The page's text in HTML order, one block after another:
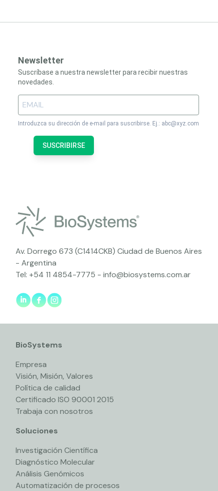
Newsletter
Suscríbase a nuestra newsletter para recibir nuestras
novedades.
Introduzca su dirección de e-mail para suscribirse. Ej.: abc@xyz.com
SUSCRIBIRSE
Av. Dorrego 673 (C1414CKB) Ciudad de Buenos Aires
- Argentina
Tel: +54 11 4854-7775 - info@biosystems.com.ar
BioSystems
Empresa
Visión, Misión, Valores
Política de calidad
Certificado ISO 90001 2015
Trabaja con nosotros
Soluciones
Investigación Científica
Diagnóstico Molecular
Análisis Genómicos
Automatización de procesos